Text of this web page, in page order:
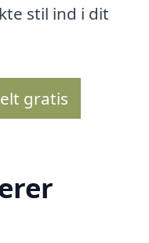
stil ind i dit
gratis